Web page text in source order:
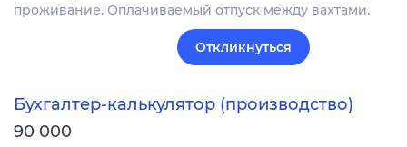
проживание. Оплачиваемый отпуск между вахтами.
Откликнуться
Бухгалтер-калькулятор (производство)
90 000